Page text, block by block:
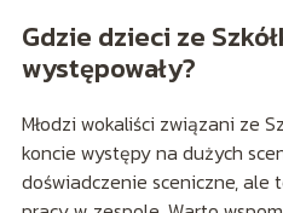
Gdzie dzieci ze
występowały?
Młodzi wokaliści związani ze
koncie występy na dużych
doświadczenie sceniczne, ale